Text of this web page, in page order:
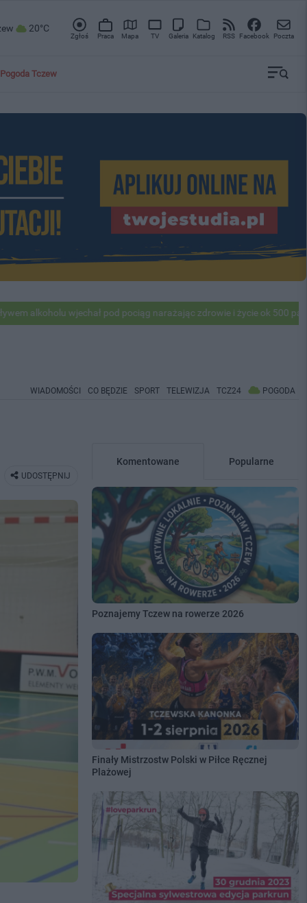
20°C
Zgłoś Praca Mapa TV Galeria Katalog RSS Facebook Poczta
Pogoda Tczew
wjechał pod pociąg narażając zdrowie i życie ok 500 pasażerów!
WIADOMOŚCI CO BĘDZIE SPORT TELEWIZJA TCZ24 POGODA
UDOSTĘPNIJ
Komentowane Popularne
Poznajemy Tczew na rowerze 2026
Finały Mistrzostw Polski w Piłce Ręcznej
Plażowej